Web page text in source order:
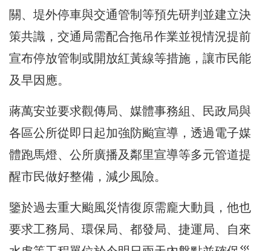
關、堤外停車與交通管制等預先研判並建立決
策共識，交通局需配合拖吊作業並視情況提前
宣布停放管制或開放紅黃線等措施，讓市民能
及早因應。
蔣萬安並要求觀傳局、媒體事務組、民政局與
各區公所從即日起加強防颱宣導，透過電子媒
體跑馬燈、公所廣播及鄰里宣導等多元管道提
醒市民做好整備，減少風險。
鑒於過去重大颱風災情復原需龐大動員，他也
要求工務局、環保局、都發局、捷運局、自來